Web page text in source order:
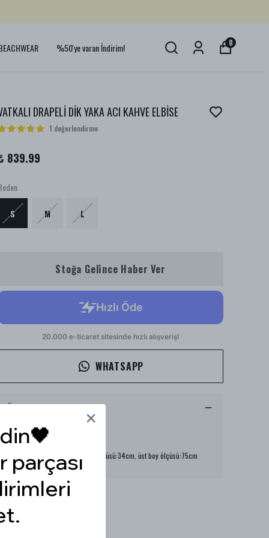
%50'ye varan İndirim! 0
DRAPELİ DİK YAKA ACI KAHVE ELBİSE
1 değerlendirme
839.99
S M L
Stoğa Gelince Haber Ver
WHATSAPP
Ürün Açıklaması
Model Ölçüleri : 167cm/53kg
Modelin Beden : S beden
Ürün İçeriği : -
Ürün Boyu : Etek boy ölçüsü:34cm, üst boy ölçüsü:75cm
parçası